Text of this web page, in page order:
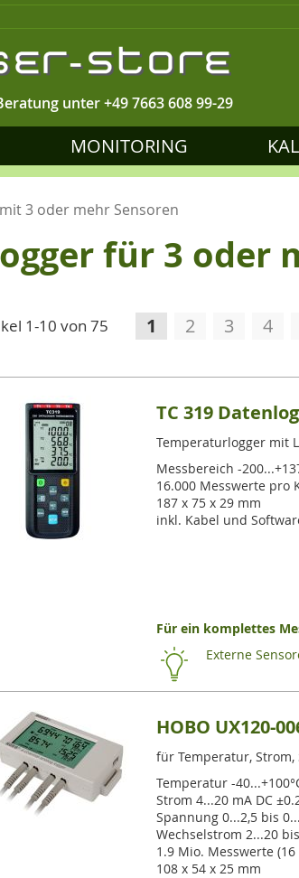
unter+49 7663 608 99-29
MONITORING
mit 3 oder mehr Sensoren
für 3 oder
1-10 von 75 Seite
Sie lesen gerade
1 Seite
2 Seite
3 Seite
4
TC 319
Temperaturlogger mit
Messbereich -
16.000 Messwerte pro
187 x 75 x 29 mm
inkl. Kabel und
Für ein komplettes
Externe
HOBO UX120-
für Temperatur, Strom,
Temperatur -
Strom 4...20 mA DC
Spannung 0...2,5 bis
Wechselstrom 2...20
1.9 Mio. Messwerte
108 x 54 x 25 mm